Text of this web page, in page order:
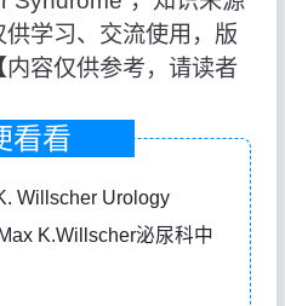
学习、交流使用，版
容仅供参考，请读者
看看
Willscher Urology
K.Willscher泌尿科中